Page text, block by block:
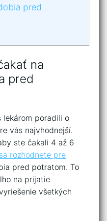
pred
na
pred
lekárom poradili o
vás najvhodnejší.
ste čakali 4 až 6
rozhodnete pre
pred potratom. To
na prijatie
všetkých